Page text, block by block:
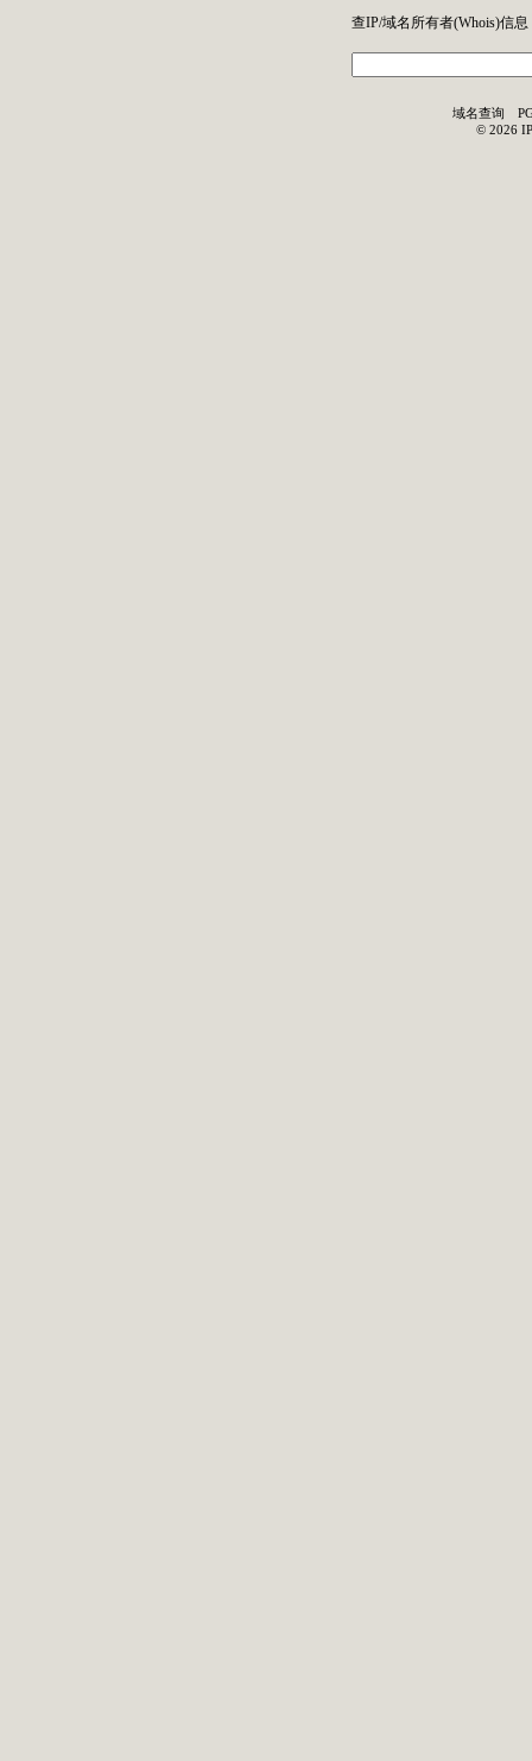
查IP/域名所有者(Whois)信息
域名查询
© 2026